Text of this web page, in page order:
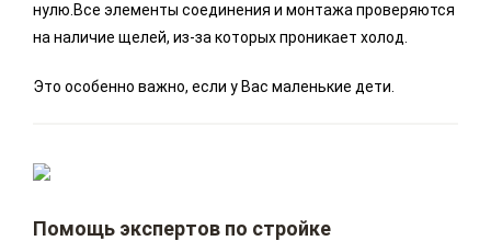
нулю.Все элементы соединения и монтажа проверяются
на наличие щелей, из-за которых проникает холод.
Это особенно важно, если у Вас маленькие дети.
Помощь экспертов по стройке